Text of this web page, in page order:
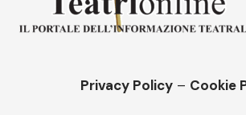
Privacy Policy – Cookie